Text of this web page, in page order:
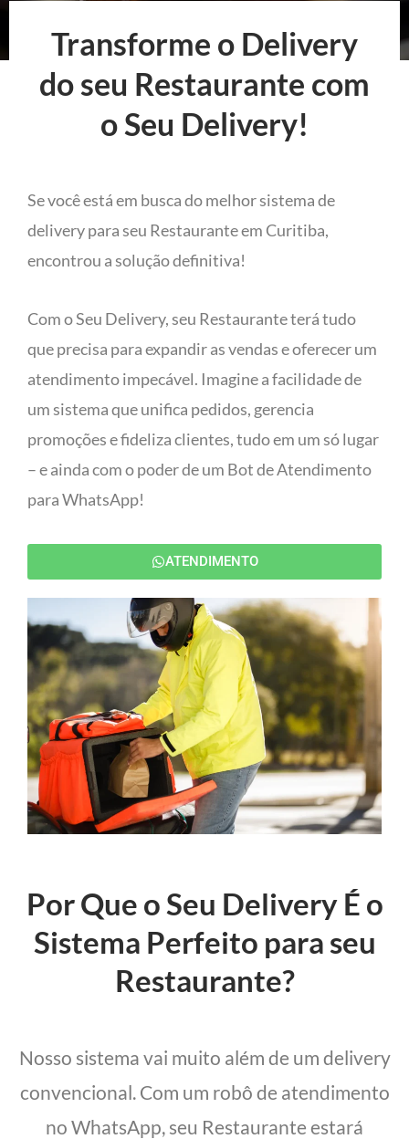
Transforme o Delivery
do seu Restaurante com
o Seu Delivery!
Se você está em busca do melhor sistema de
delivery para seu Restaurante em Curitiba,
encontrou a solução definitiva!
Com o Seu Delivery, seu Restaurante terá tudo
que precisa para expandir as vendas e oferecer um
atendimento impecável. Imagine a facilidade de
um sistema que unifica pedidos, gerencia
promoções e fideliza clientes, tudo em um só lugar
– e ainda com o poder de um Bot de Atendimento
para WhatsApp!
ATENDIMENTO
Por Que o Seu Delivery É o
Sistema Perfeito para seu
Restaurante?
Nosso sistema vai muito além de um delivery
convencional. Com um robô de atendimento
no WhatsApp, seu Restaurante estará